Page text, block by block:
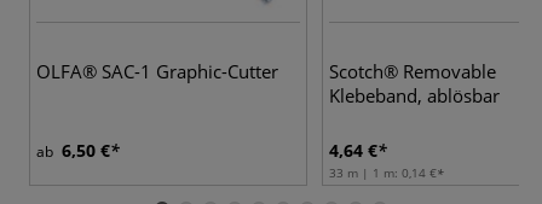
OLFA® SAC-1 Graphic-Cutter
ab 6,50 €
Scotch® Removable
Klebeband, ablösbar
4,64 €
33 m | 1 m: 0,14 €